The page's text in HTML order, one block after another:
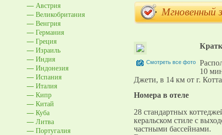
Австрия
Великобритания
Венгрия
Германия
Греция
Израиль
Индия
Индонезия
Испания
Италия
Кипр
Китай
Куба
Литва
Португалия
Мгновенный
Смотреть все фото
10
Джети, в 14 км от г.
Номера в отеле
28 стандартных
керальском стиле с
частными бассейнами.